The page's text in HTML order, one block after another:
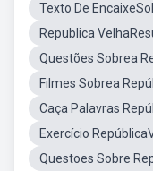
Texto De
Republica
Questões Sobrea
Filmes Sobrea
Caça Palavras
Exercício
Questoes Sobre